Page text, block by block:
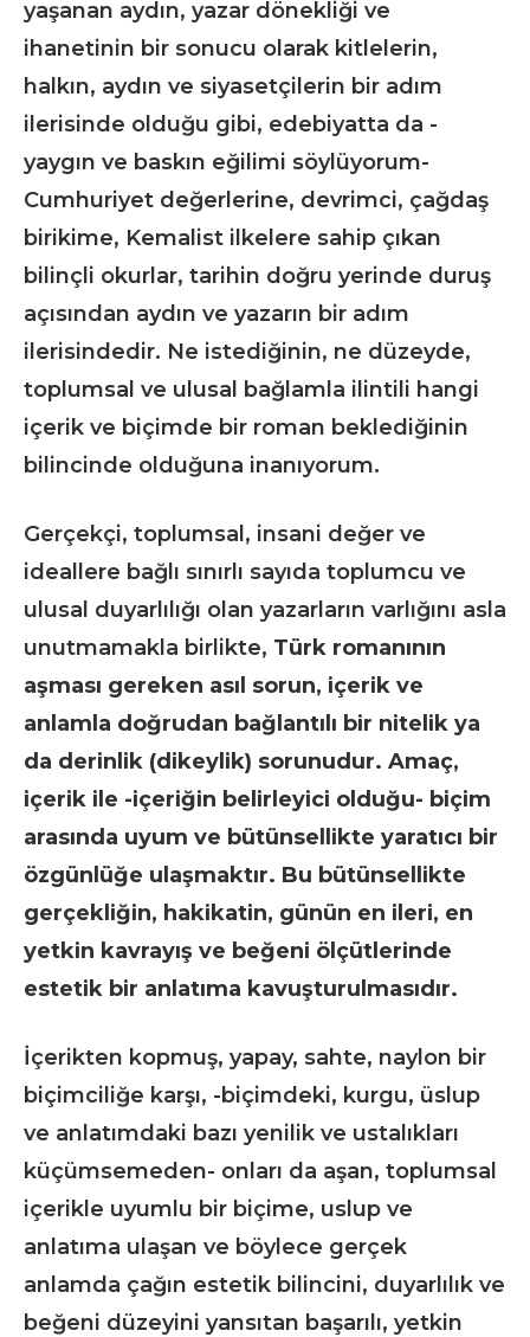
yaşanan aydın, yazar dönekliği ve
ihanetinin bir sonucu olarak kitlelerin,
halkın, aydın ve siyasetçilerin bir adım
ilerisinde olduğu gibi, edebiyatta da -
yaygın ve baskın eğilimi söylüyorum-
Cumhuriyet değerlerine, devrimci, çağdaş
birikime, Kemalist ilkelere sahip çıkan
bilinçli okurlar, tarihin doğru yerinde duruş
açısından aydın ve yazarın bir adım
ilerisindedir. Ne istediğinin, ne düzeyde,
toplumsal ve ulusal bağlamla ilintili hangi
içerik ve biçimde bir roman beklediğinin
bilincinde olduğuna inanıyorum.
Gerçekçi, toplumsal, insani değer ve
ideallere bağlı sınırlı sayıda toplumcu ve
ulusal duyarlılığı olan yazarların varlığını asla
unutmamakla birlikte, Türk romanının
aşması gereken asıl sorun, içerik ve
anlamla doğrudan bağlantılı bir nitelik ya
da derinlik (dikeylik) sorunudur. Amaç,
içerik ile -içeriğin belirleyici olduğu- biçim
arasında uyum ve bütünsellikte yaratıcı bir
özgünlüğe ulaşmaktır. Bu bütünsellikte
gerçekliğin, hakikatin, günün en ileri, en
yetkin kavrayış ve beğeni ölçütlerinde
estetik bir anlatıma kavuşturulmasıdır.
İçerikten kopmuş, yapay, sahte, naylon bir
biçimciliğe karşı, -biçimdeki, kurgu, üslup
ve anlatımdaki bazı yenilik ve ustalıkları
küçümsemeden- onları da aşan, toplumsal
içerikle uyumlu bir biçime, uslup ve
anlatıma ulaşan ve böylece gerçek
anlamda çağın estetik bilincini, duyarlılık ve
beğeni düzeyini yansıtan başarılı, yetkin